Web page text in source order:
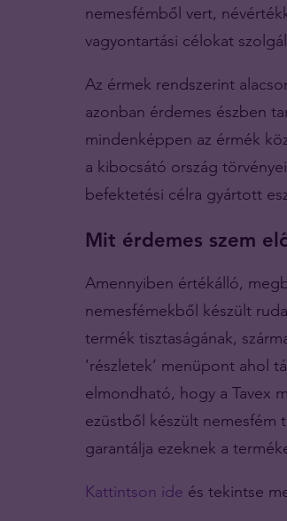
nemesfémből vert,
vagyontartási célokat
Az érmek rendszerint
azonban érdemes észben
mindenképpen az érmék
a kibocsátó ország
befektetési célra gyártott
Mit érdemes szem
Amennyiben értékálló,
nemesfémekből készült
termék tisztaságának,
’részletek’ menüpont ahol
elmondható, hogy a Tavex
ezüstből készült nemesfém
garantálja ezeknek a
Kattintson ide és tekintse